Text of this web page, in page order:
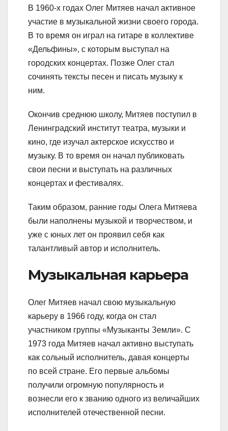
В 1960-х годах Олег Митяев начал активное
участие в музыкальной жизни своего города.
В то время он играл на гитаре в коллективе
«Дельфины», с которым выступал на
городских концертах. Позже Олег стал
сочинять тексты песен и писать музыку к
ним.
Окончив среднюю школу, Митяев поступил в
Ленинградский институт театра, музыки и
кино, где изучал актерское искусство и
музыку. В то время он начал публиковать
свои песни и выступать на различных
концертах и фестивалях.
Таким образом, ранние годы Олега Митяева
были наполнены музыкой и творчеством, и
уже с юных лет он проявил себя как
талантливый автор и исполнитель.
Музыкальная карьера
Олег Митяев начал свою музыкальную
карьеру в 1966 году, когда он стал
участником группы «Музыканты Земли». С
1973 года Митяев начал активно выступать
как сольный исполнитель, давая концерты
по всей стране. Его первые альбомы
получили огромную популярность и
вознесли его к званию одного из величайших
исполнителей отечественной песни.